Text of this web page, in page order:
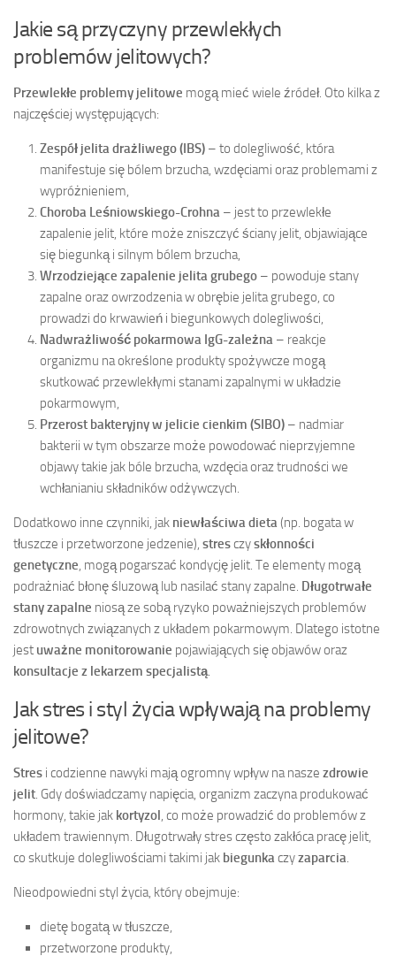
Jakie są przyczyny przewlekłych
problemów jelitowych?
Przewlekłe problemy jelitowe mogą mieć wiele źródeł. Oto kilka z
najczęściej występujących:
Zespół jelita drażliwego (IBS) – to dolegliwość, która
manifestuje się bólem brzucha, wzdęciami oraz problemami z
wypróżnieniem,
Choroba Leśniowskiego-Crohna – jest to przewlekłe
zapalenie jelit, które może zniszczyć ściany jelit, objawiające
się biegunką i silnym bólem brzucha,
Wrzodziejące zapalenie jelita grubego – powoduje stany
zapalne oraz owrzodzenia w obrębie jelita grubego, co
prowadzi do krwawień i biegunkowych dolegliwości,
Nadwrażliwość pokarmowa IgG-zależna – reakcje
organizmu na określone produkty spożywcze mogą
skutkować przewlekłymi stanami zapalnymi w układzie
pokarmowym,
Przerost bakteryjny w jelicie cienkim (SIBO) – nadmiar
bakterii w tym obszarze może powodować nieprzyjemne
objawy takie jak bóle brzucha, wzdęcia oraz trudności we
wchłanianiu składników odżywczych.
Dodatkowo inne czynniki, jak niewłaściwa dieta(np. bogata w
tłuszcze i przetworzone jedzenie), stresczyskłonności
genetyczne, mogą pogarszać kondycję jelit. Te elementy mogą
podrażniać błonę śluzową lub nasilać stany zapalne. Długotrwałe
stany zapalne niosą ze sobą ryzyko poważniejszych problemów
zdrowotnych związanych z układem pokarmowym. Dlatego istotne
jest uważne monitorowanie pojawiających się objawów oraz
konsultacje z lekarzem specjalistą.
Jak stres i styl życia wpływają na problemy
jelitowe?
Stres i codzienne nawyki mają ogromny wpływ na nasze zdrowie
jelit. Gdy doświadczamy napięcia, organizm zaczyna produkować
hormony, takie jak kortyzol, co może prowadzić do problemów z
układem trawiennym. Długotrwały stres często zakłóca pracę jelit,
co skutkuje dolegliwościami takimi jak biegunkaczyzaparcia.
Nieodpowiedni styl życia, który obejmuje:
dietę bogatą w tłuszcze,
przetworzone produkty,